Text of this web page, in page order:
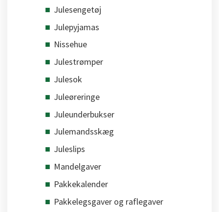
Julesengetøj
Julepyjamas
Nissehue
Julestrømper
Julesok
Juleøreringe
Juleunderbukser
Julemandsskæg
Juleslips
Mandelgaver
Pakkekalender
Pakkelegsgaver og raflegaver